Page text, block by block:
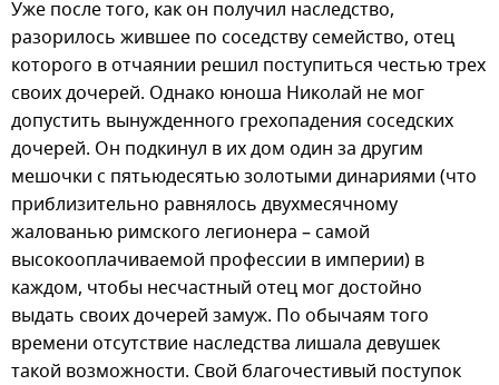
Уже после того, как он получил наследство,
разорилось жившее по соседству семейство, отец
которого в отчаянии решил поступиться честью трех
своих дочерей. Однако юноша Николай не мог
допустить вынужденного грехопадения соседских
дочерей. Он подкинул в их дом один за другим
мешочки с пятьюдесятью золотыми динариями (что
приблизительно равнялось двухмесячному
жалованью римского легионера – самой
высокооплачиваемой профессии в империи) в
каждом, чтобы несчастный отец мог достойно
выдать своих дочерей замуж. По обычаям того
времени отсутствие наследства лишала девушек
такой возможности. Свой благочестивый поступок